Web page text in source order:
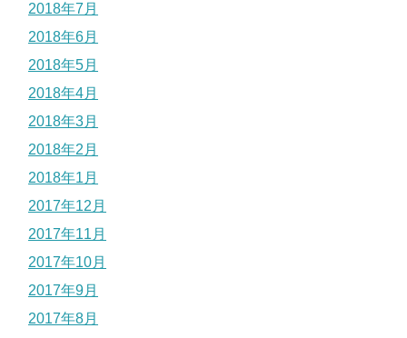
2018年7月
2018年6月
2018年5月
2018年4月
2018年3月
2018年2月
2018年1月
2017年12月
2017年11月
2017年10月
2017年9月
2017年8月